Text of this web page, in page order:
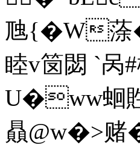
虺{�W蒤
睦v笝閟
U�ww蛔
贔@w�>赌